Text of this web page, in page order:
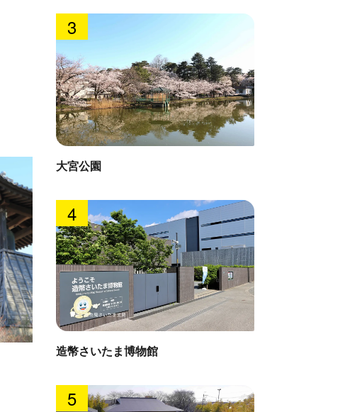
さいたま市岩槻人形博物館
直線距離 : 0.8km
大宮公園
3
造幣さいたま博物館
4
5